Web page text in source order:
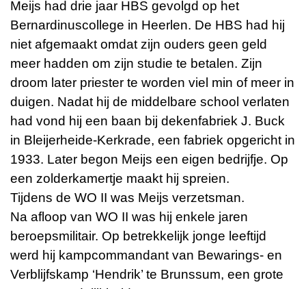
Meijs had drie jaar HBS gevolgd op het
Bernardinuscollege in Heerlen. De HBS had hij
niet afgemaakt omdat zijn ouders geen geld
meer hadden om zijn studie te betalen. Zijn
droom later priester te worden viel min of meer in
duigen. Nadat hij de middelbare school verlaten
had vond hij een baan bij dekenfabriek J. Buck
in Bleijerheide-Kerkrade, een fabriek opgericht in
1933. Later begon Meijs een eigen bedrijfje. Op
een zolderkamertje maakt hij spreien.
Tijdens de WO II was Meijs verzetsman.
Na afloop van WO II was hij enkele jaren
beroepsmilitair. Op betrekkelijk jonge leeftijd
werd hij kampcommandant van Bewarings- en
Verblijfskamp ‘Hendrik’ te Brunssum, een grote